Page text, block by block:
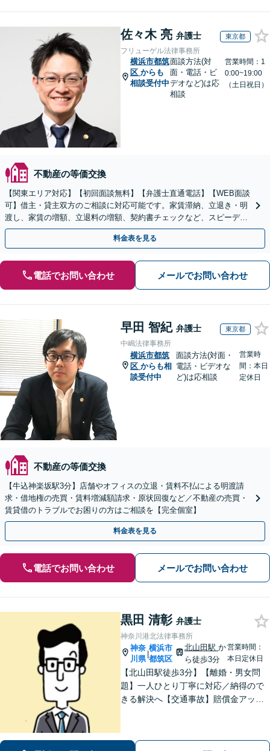
佐々木 亮 弁護士 東京都
フリューゲル法律事務所
横浜市都筑
区 からも
相談受付中
面談方法(対
面・電話・ビ
デオなど)は応
相談
営業時間：1
0:00~19:00
（土日祝日）
不動産の等価交換
【関東エリア対応】【初回面談無料】【弁護士直通電話】【WEB面談
可】借主・貸主双方のご相談に対応可能です。家賃滞納、立退き・明
渡し、家賃の増額、立退料の増額、契約書チェックなど、スピーディ
ーに不動産トラブル解決【休日・夜間・当日相談に対応】
料金表を見る
電話でお問い合わせ メールでお問い合わせ
早田 智紀 弁護士 東京都
中嶋法律事務所
横浜市都筑
区 からも相
談受付中
面談方法(対面・
電話・ビデオな
ど)は応相談
営業時
間：本日
定休日
不動産の等価交換
【牛込神楽坂駅3分】店舗やオフィスの立退・賃料不払による明渡請
求・借地権の売買・賃料増減額請求・原状回復など／不動産の売買・
賃貸借のトラブルでお困りの方はご相談を【完全個室】
料金表を見る
電話でお問い合わせ メールでお問い合わせ
黒田 清彰 弁護士
神奈川港北法律事務所
神奈
川県
|
横浜市
都筑区
北山田駅か
ら徒歩3分
営業時間：
本日定休日
【北山田駅徒歩3分】【離婚・男女問
題】一人ひとり丁寧に対応／納得ので
きる解決へ【交通事故】賠償金アップ
続きはもちろん、再発防止策や今後の